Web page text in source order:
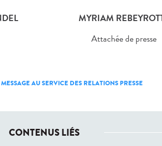
MYRIAM
Attachée de presse
AU SERVICE DES RELATIONS PRESSE
CONTENUS LIÉS